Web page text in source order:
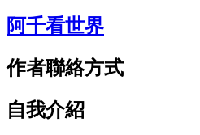
阿千看世界
作者聯絡方式
自我介紹